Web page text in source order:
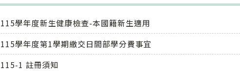
115學年度新生健康檢查-本國籍新生適用
115學年度第1學期繳交日間部學分費事宜
115-1 註冊須知